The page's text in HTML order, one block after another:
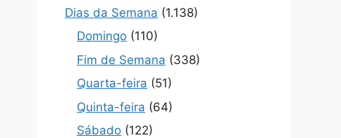
Dias da Semana (1.138)
Domingo (110)
Fim de Semana (338)
Quarta-feira (51)
Quinta-feira (64)
Sábado (122)